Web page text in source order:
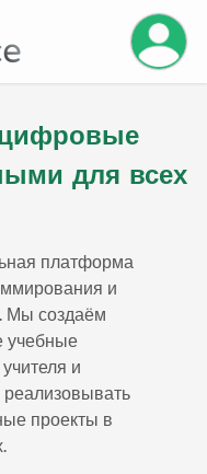
для всех
платформа
и
Мы создаём
учебные
и
проекты в